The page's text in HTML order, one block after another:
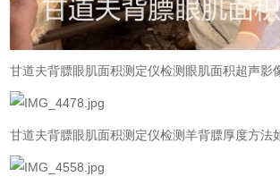
甘道夫背膘眼肌面积测定仪检测眼肌面积超声影
甘道夫背膘眼肌面积测定仪检测羊背膘厚度方法